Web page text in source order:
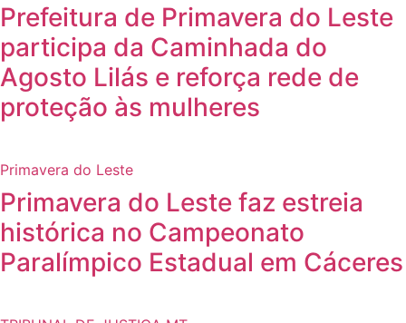
Prefeitura de Primavera do Leste
participa da Caminhada do
Agosto Lilás e reforça rede de
proteção às mulheres
Primavera do Leste
Primavera do Leste faz estreia
histórica no Campeonato
Paralímpico Estadual em Cáceres